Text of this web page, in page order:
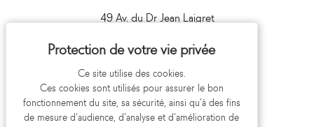
49 Av. du Dr Jean Laigret
09 693 693 41
Ce site utilise des cookies.
Ces cookies sont utilisés pour assurer le bon
fonctionnement du site, sa sécurité, ainsi qu'à des fins
de mesure d'audience, d'analyse et d'amélioration de